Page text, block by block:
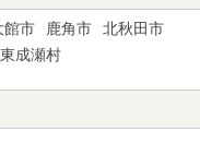
館市 鹿角市
北秋田市
東成瀬村